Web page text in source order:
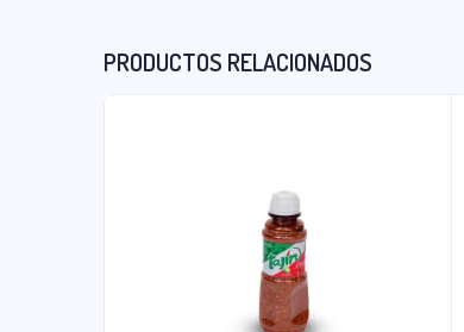
PRODUCTOS RELACIONADOS